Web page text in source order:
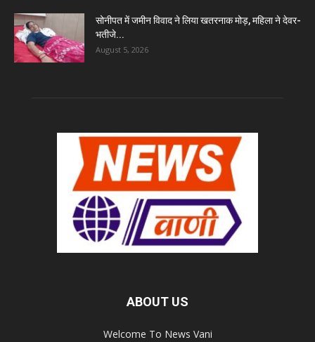
सोनीपत में जमीन विवाद ने लिया खतरनाक मोड़, महिला ने देवर-
भतीजे...
August 5, 2026
ABOUT US
Welcome To News Vani